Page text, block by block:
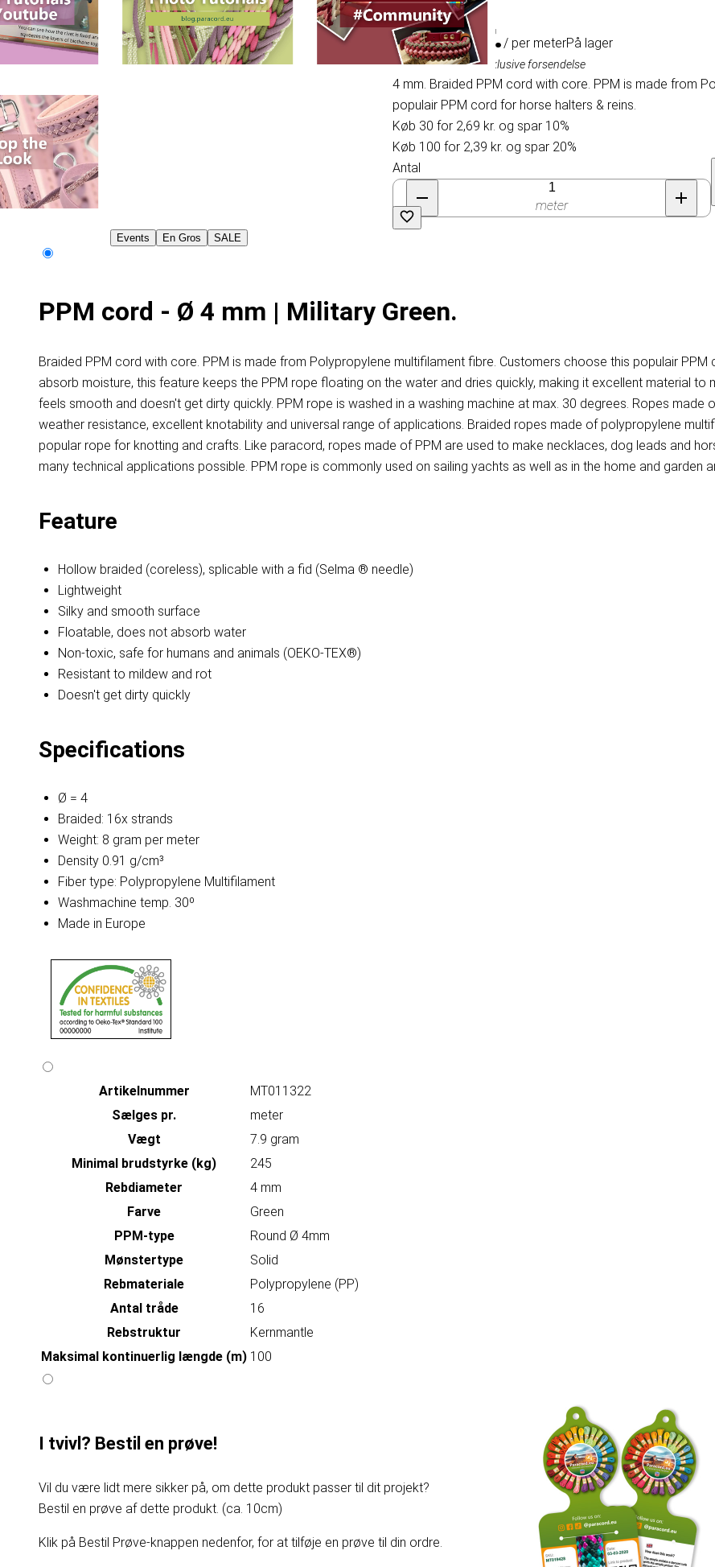
Events En Gros SALE
2,99 kr./ per meterPå lager
Inklusive moms, eksklusive forsendelse
4 mm. Braided PPM cord with core. PPM is made from
populair PPM cord for horse halters & reins.
Køb 30 for 2,69 kr. og spar 10%
Køb 100 for 2,39 kr. og spar 20%
Antal
meter
PPM cord - Ø 4 mm | Military Green.
Braided PPM cord with core. PPM is made from Polypropylene multifilament fibre. Customers choose this populair
absorb moisture, this feature keeps the PPM rope floating on the water and dries quickly, making it excellent material
feels smooth and doesn't get dirty quickly. PPM rope is washed in a washing machine at max. 30 degrees. Ropes made
weather resistance, excellent knotability and universal range of applications. Braided ropes made of polypropylene
popular rope for knotting and crafts. Like paracord, ropes made of PPM are used to make necklaces, dog leads and
many technical applications possible. PPM rope is commonly used on sailing yachts as well as in the home and garden
Feature
Hollow braided (coreless), splicable with a fid (Selma ® needle)
Lightweight
Silky and smooth surface
Floatable, does not absorb water
Non-toxic, safe for humans and animals (OEKO-TEX®)
Resistant to mildew and rot
Doesn't get dirty quickly
Specifications
Ø = 4
Braided: 16x strands
Weight: 8 gram per meter
Density 0.91 g/cm³
Fiber type: Polypropylene Multifilament
Washmachine temp. 30º
Made in Europe
Artikelnummer
MT011322
Sælges pr.
meter
Vægt
7.9 gram
Minimal brudstyrke (kg)
245
Rebdiameter
4 mm
Farve
Green
PPM-type
Round Ø 4mm
Mønstertype
Solid
Rebmateriale
Polypropylene (PP)
Antal tråde
16
Rebstruktur
Kernmantle
Maksimal kontinuerlig længde (m) 100
I tvivl? Bestil en prøve!
Vil du være lidt mere sikker på, om dette produkt passer til dit projekt?
Bestil en prøve af dette produkt. (ca. 10cm)
Klik på Bestil Prøve-knappen nedenfor, for at tilføje en prøve til din ordre.